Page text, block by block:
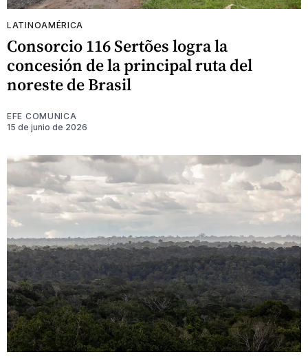
LATINOAMÉRICA
Consorcio 116 Sertões logra la
concesión de la principal ruta del
noreste de Brasil
EFE COMUNICA
15 de junio de 2026